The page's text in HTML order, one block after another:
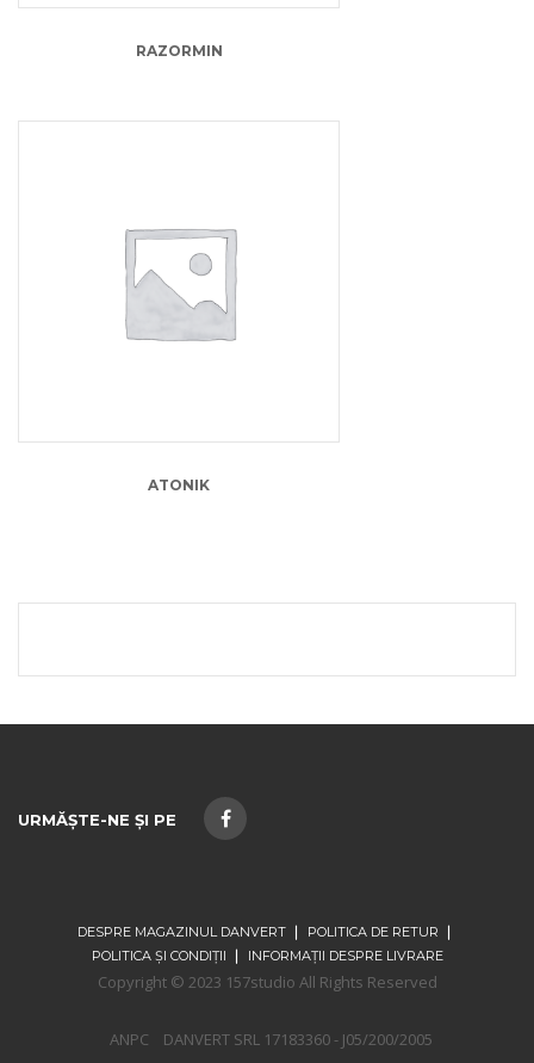
RAZORMIN
37.00lei
ATONIK
URMĂȘTE-NE ȘI PE
DESPRE MAGAZINUL DANVERT
POLITICA DE RETUR
POLITICA ȘI CONDIȚII
INFORMAȚII DESPRE LIVRARE
Copyright © 2023 157studio All Rights Reserved
ANPC DANVERT SRL 17183360 - J05/200/2005